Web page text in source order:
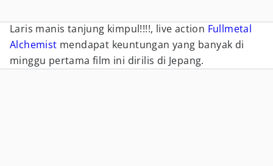
Laris manis tanjung kimpul!!!!, live action Fullmetal
Alchemist mendapat keuntungan yang banyak di
minggu pertama film ini dirilis di Jepang.